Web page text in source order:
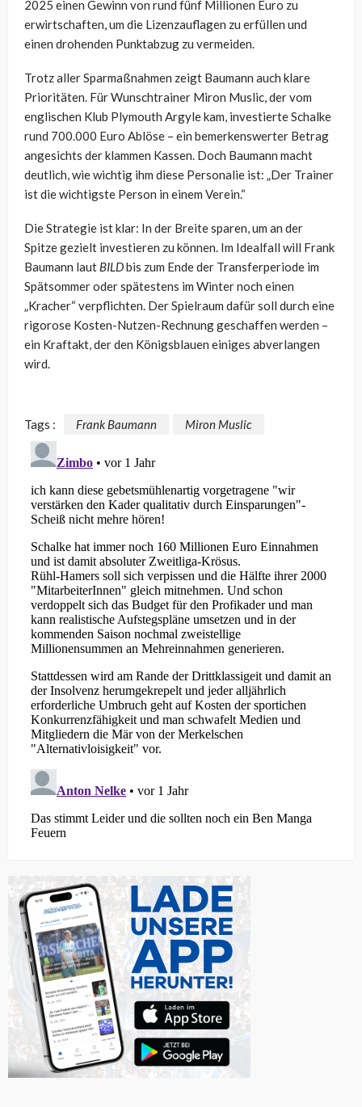
2025 einen Gewinn von rund fünf Millionen Euro zu
erwirtschaften, um die Lizenzauflagen zu erfüllen und
einen drohenden Punktabzug zu vermeiden.
Trotz aller Sparmaßnahmen zeigt Baumann auch klare
Prioritäten. Für Wunschtrainer Miron Muslic, der vom
englischen Klub Plymouth Argyle kam, investierte Schalke
rund 700.000 Euro Ablöse – ein bemerkenswerter Betrag
angesichts der klammen Kassen. Doch Baumann macht
deutlich, wie wichtig ihm diese Personalie ist: „Der Trainer
ist die wichtigste Person in einem Verein.“
Die Strategie ist klar: In der Breite sparen, um an der
Spitze gezielt investieren zu können. Im Idealfall will Frank
Baumann laut BILDbis zum Ende der Transferperiode im
Spätsommer oder spätestens im Winter noch einen
„Kracher“ verpflichten. Der Spielraum dafür soll durch eine
rigorose Kosten-Nutzen-Rechnung geschaffen werden –
ein Kraftakt, der den Königsblauen einiges abverlangen
wird.
Tags : Frank Baumann Miron Muslic